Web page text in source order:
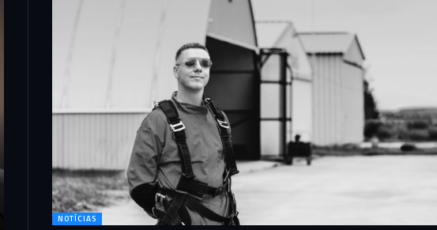
NOTÍCIAS